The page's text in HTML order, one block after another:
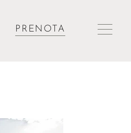
PRENOTA